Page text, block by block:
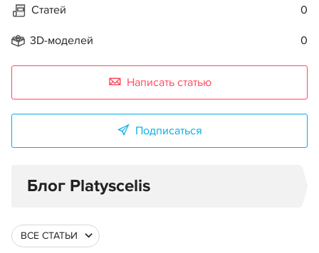
Статей 0
3D-моделей 0
Написать статью
Подписаться
Блог Platyscelis
ВСЕ СТАТЬИ